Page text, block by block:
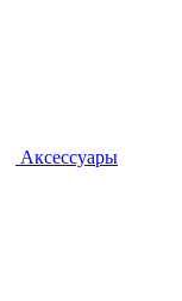
Аксессуары